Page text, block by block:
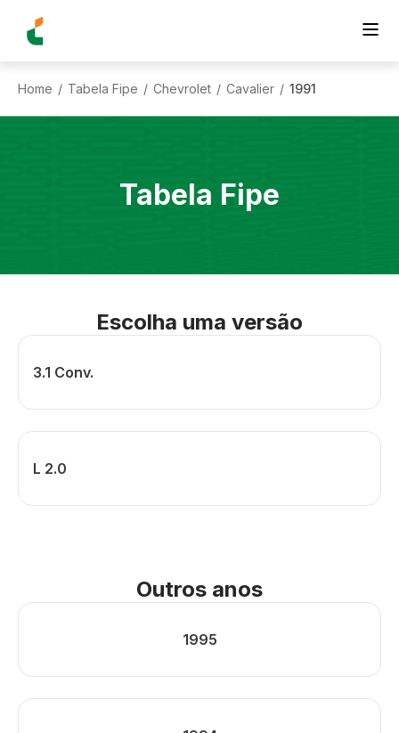
Home / Tabela Fipe / Chevrolet / Cavalier / 1991
Tabela Fipe
Escolha uma versão
3.1 Conv.
L 2.0
Outros anos
1995